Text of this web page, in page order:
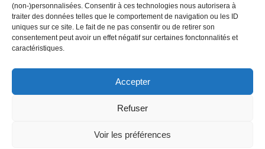
(non-)personnalisées. Consentir à ces technologies nous autorisera à
traiter des données telles que le comportement de navigation ou les ID
uniques sur ce site. Le fait de ne pas consentir ou de retirer son
consentement peut avoir un effet négatif sur certaines fonctonnalités et
caractéristiques.
Accepter
Refuser
Voir les préférences
Sponsorisé par